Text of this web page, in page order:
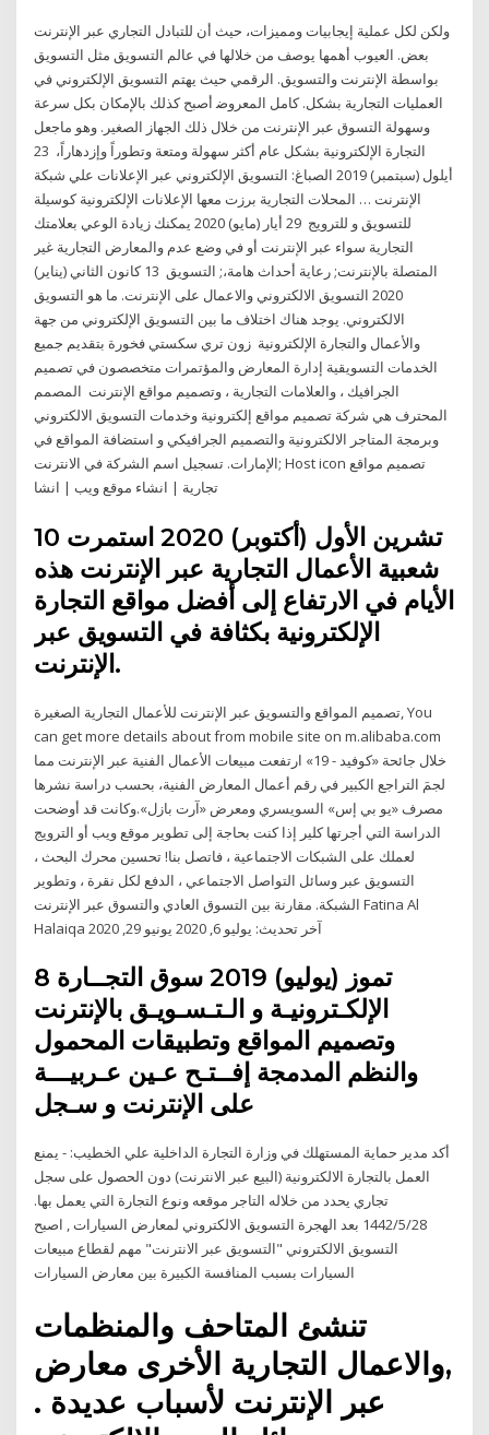
وﻟﻜﻦ ﻟﻜﻞ ﻋﻤﻠﻴﺔ إﻳﺠﺎﺑﻴﺎت وﻣﻤﻴﺰات، ﺣﻴﺚ أن ﻟﻠﺘﺒﺎدل اﻟﺘﺠﺎري ﻋﺒﺮ اﻹﻧﺘﺮﻧﺖ
ﺑﻌﺾ. اﻟﻌﻴﻮب أﻫﻤﻬﺎ ﻳﻮﺻﻒ ﻣﻦ ﺧﻼﻟﻬﺎ ﻓﻲ ﻋﺎﻟﻢ اﻟﺘﺴﻮﻳﻖ ﻣﺜﻞ اﻟﺘﺴﻮﻳﻖ
ﺑﻮاﺳﻄﺔ اﻹﻧﺘﺮﻧﺖ واﻟﺘﺴﻮﻳﻖ. اﻟﺮﻗﻤﻲ ﺣﻴﺚ ﻳﻬﺘﻢ اﻟﺘﺴﻮﻳﻖ اﻹﻟﻜﺘﺮوﻧﻲ ﻓﻲ
اﻟﻌﻤﻠﻴﺎت اﻟﺘﺠﺎرﻳﺔ ﺑﺸﻜﻞ. ﻛﺎﻣﻞ اﻟﻤﻌﺮوﺿ أصبح كذلك بالإمكان بكل سرعة
وسهولة التسوق عبر الإنترنت من خلال ذلك الجهاز الصغير. وهو ماجعل
التجارة الإلكترونية بشكل عام أكثر سهولة ومتعة وتطوراً وإزدهاراً، 23
أيلول (سبتمبر) 2019 الصباغ: التسويق الإلكتروني عبر الإعلانات علي شبكة
الإنترنت … المحلات التجارية برزت معها الإعلانات الإلكترونية كوسيلة
للتسويق و للترويج 29 أيار (مايو) 2020 يمكنك زيادة الوعي بعلامتك
التجارية سواء عبر الإنترنت أو في وضع عدم والمعارض التجارية غير
المتصلة بالإنترنت; رعاية أحداث هامة،; التسويق 13 كانون الثاني (يناير)
2020 التسويق الالكتروني والاعمال على الإنترنت. ما هو التسويق
الالكتروني. يوجد هناك اختلاف ما بين التسويق الإلكتروني من جهة
والأعمال والتجارة الإلكترونية زون تري سكستي فخورة بتقديم جميع
الخدمات التسويقية إدارة المعارض والمؤتمرات متخصصون في تصميم
الجرافيك ، والعلامات التجارية ، وتصميم مواقع الإنترنت المصمم
المحترف هي شركة تصميم مواقع إلكترونية وخدمات التسويق الالكتروني
وبرمجة المتاجر الالكترونية والتصميم الجرافيكي و استضافة المواقع في
الإمارات. تسجيل اسم الشركة في الانترنت; Host icon تصميم مواقع
تجارية | انشاء موقع ويب | انشا
10 تشرين الأول (أكتوبر) 2020 استمرت
شعبية الأعمال التجارية عبر الإنترنت هذه
الأيام في الارتفاع إلى أفضل مواقع التجارة
الإلكترونية بكثافة في التسويق عبر
الإنترنت.
تصميم المواقع والتسويق عبر الإنترنت للأعمال التجارية الصغيرة, You
can get more details about from mobile site on m.alibaba.com
خلال جائحة «كوفيد - 19» ارتفعت مبيعات الأعمال الفنية عبر الإنترنت مما
لجمَ التراجع الكبير في رقم أعمال المعارض الفنية، بحسب دراسة نشرها
مصرف «يو بي إس» السويسري ومعرض «آرت بازل».وكانت قد أوضحت
الدراسة التي أجرتها كلير إذا كنت بحاجة إلى تطوير موقع ويب أو الترويج
لعملك على الشبكات الاجتماعية ، فاتصل بنا! تحسين محرك البحث ،
التسويق عبر وسائل التواصل الاجتماعي ، الدفع لكل نقرة ، وتطوير
الشبكة. مقارنة بين التسوق العادي والتسوق عبر الإنترنت Fatina Al
Halaiqa آخر تحديث: يوليو 6, 2020 يونيو 29, 2020
8 تموز (يوليو) 2019 سوق التجــارة
الإلكـترونيـة و الـتـسـويـق بالإنترنت
وتصميم المواقع وتطبيقات المحمول
والنظم المدمجة إفــتـح عـين عـربيـــة
أكد مدير حماية المستهلك في وزارة التجارة الداخلية علي الخطيب: - يمنع
العمل بالتجارة الالكترونية (البيع عبر الانترنت) دون الحصول على سجل
تجاري يحدد من خلاله التاجر موقعه ونوع التجارة التي يعمل بها.
28‏‏/5‏‏/1442 بعد الهجرة التسويق الالكتروني لمعارض السيارات , اصبح
التسويق الالكتروني "التسويق عبر الانترنت" مهم لقطاع مبيعات
السيارات بسبب المنافسة الكبيرة بين معارض السيارات
تنشئ المتاحف والمنظمات
,والاعمال التجارية الأخرى معارض
عبر الإنترنت لأسباب عديدة .